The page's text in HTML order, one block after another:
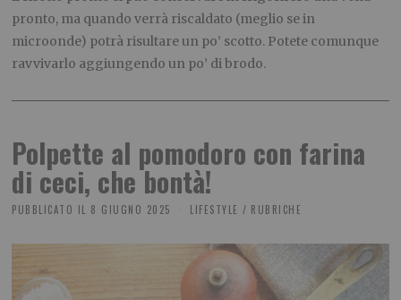
pronto, ma quando verrà riscaldato (meglio se in
microonde) potrà risultare un po’ scotto. Potete comunque
ravvivarlo aggiungendo un po’ di brodo.
Polpette al pomodoro con farina
di ceci, che bontà!
PUBBLICATO IL 8 GIUGNO 2025 LIFESTYLE / RUBRICHE